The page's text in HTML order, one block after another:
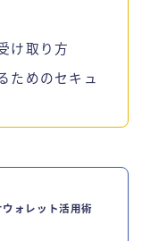
け取り方
ためのセキュ
ォレット活用術